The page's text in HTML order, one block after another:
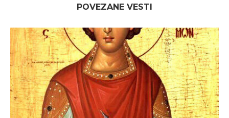
POVEZANE VESTI